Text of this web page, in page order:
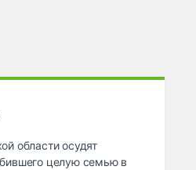
области осудят
целую семью в